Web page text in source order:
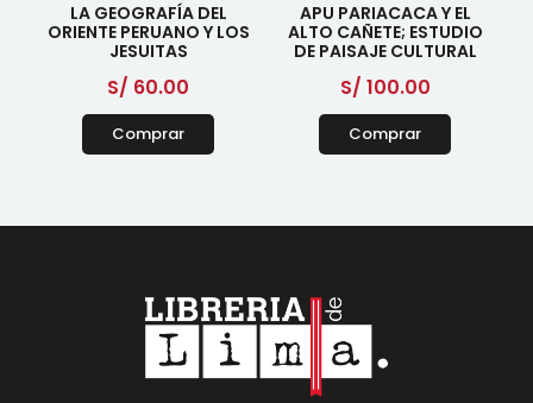
LA GEOGRAFÍA DEL
ORIENTE PERUANO Y LOS
JESUITAS
S/ 60.00
Comprar
APU PARIACACA Y EL
ALTO CAÑETE; ESTUDIO
DE PAISAJE CULTURAL
S/ 100.00
Comprar